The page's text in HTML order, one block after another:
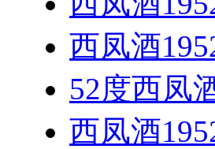
西凤酒
52度西凤
西凤酒